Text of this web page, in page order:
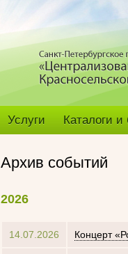
Услуги Каталоги
Архив событий
2026
14.07.2026 Концерт